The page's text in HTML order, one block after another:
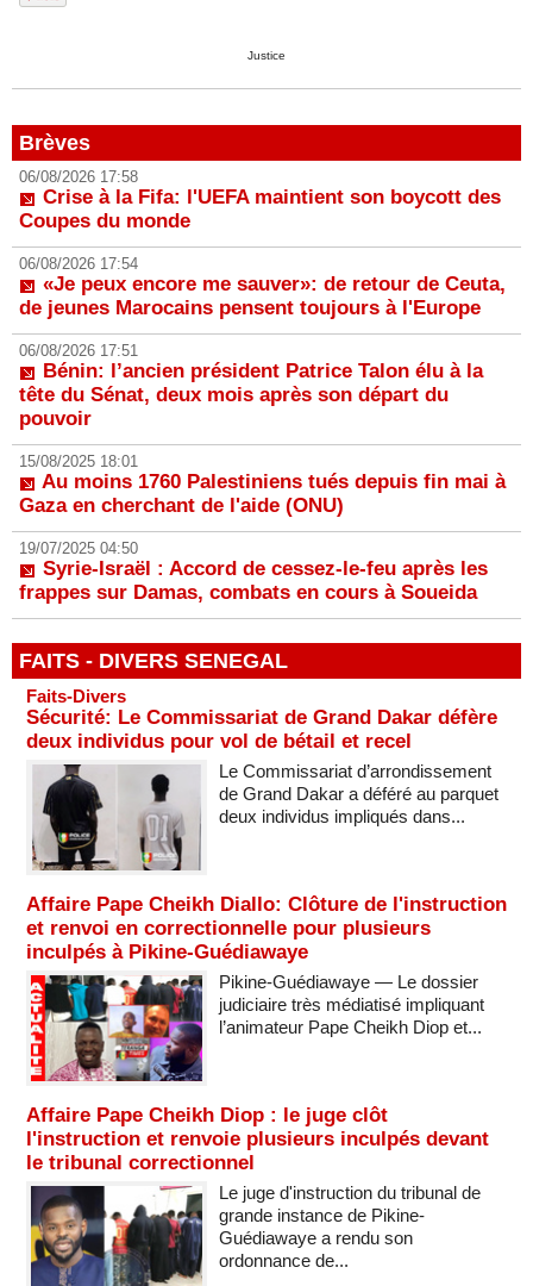
Justice
Brèves
06/08/2026 17:58
Crise à la Fifa: l'UEFA maintient son boycott des
Coupes du monde
06/08/2026 17:54
«Je peux encore me sauver»: de retour de Ceuta,
de jeunes Marocains pensent toujours à l'Europe
06/08/2026 17:51
Bénin: l’ancien président Patrice Talon élu à la
tête du Sénat, deux mois après son départ du
pouvoir
15/08/2025 18:01
Au moins 1760 Palestiniens tués depuis fin mai à
Gaza en cherchant de l'aide (ONU)
19/07/2025 04:50
Syrie-Israël : Accord de cessez-le-feu après les
frappes sur Damas, combats en cours à Soueida
FAITS - DIVERS SENEGAL
Faits-Divers
Sécurité: Le Commissariat de Grand Dakar défère
deux individus pour vol de bétail et recel
Le Commissariat d’arrondissement
de Grand Dakar a déféré au parquet
deux individus impliqués dans...
Affaire Pape Cheikh Diallo: Clôture de l'instruction
et renvoi en correctionnelle pour plusieurs
inculpés à Pikine-Guédiawaye
Pikine-Guédiawaye — Le dossier
judiciaire très médiatisé impliquant
l’animateur Pape Cheikh Diop et...
Affaire Pape Cheikh Diop : le juge clôt
l'instruction et renvoie plusieurs inculpés devant
le tribunal correctionnel
Le juge d'instruction du tribunal de
grande instance de Pikine-
Guédiawaye a rendu son
ordonnance de...